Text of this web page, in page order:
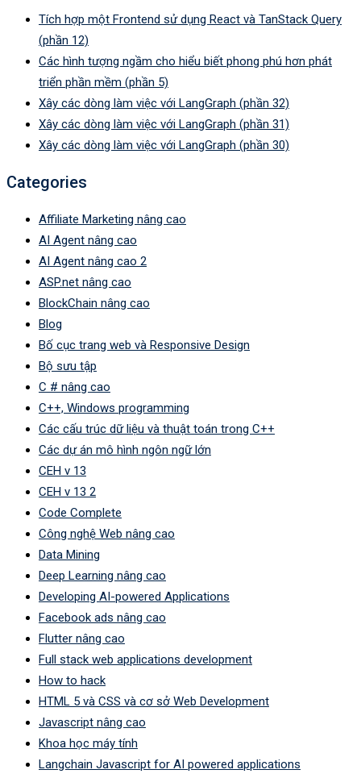
Tích hợp một Frontend sử dụng React và TanStack Query
(phần 12)
Các hình tượng ngầm cho hiểu biết phong phú hơn phát
triển phần mềm (phần 5)
Xây các dòng làm việc với LangGraph (phần 32)
Xây các dòng làm việc với LangGraph (phần 31)
Xây các dòng làm việc với LangGraph (phần 30)
Categories
Affiliate Marketing nâng cao
AI Agent nâng cao
AI Agent nâng cao 2
ASP.net nâng cao
BlockChain nâng cao
Blog
Bố cục trang web và Responsive Design
Bộ sưu tập
C # nâng cao
C++, Windows programming
Các cấu trúc dữ liệu và thuật toán trong C++
Các dự án mô hình ngôn ngữ lớn
CEH v 13
CEH v 13 2
Code Complete
Công nghệ Web nâng cao
Data Mining
Deep Learning nâng cao
Developing AI-powered Applications
Facebook ads nâng cao
Flutter nâng cao
Full stack web applications development
How to hack
HTML 5 và CSS và cơ sở Web Development
Javascript nâng cao
Khoa học máy tính
Langchain Javascript for AI powered applications